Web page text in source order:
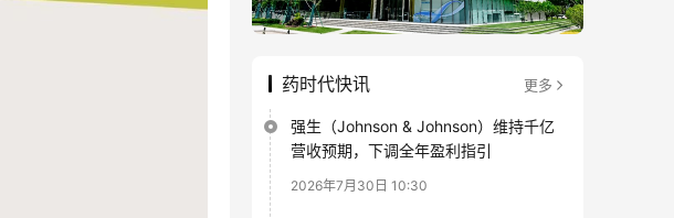
药时代快讯 更多
强生（Johnson & Johnson）维持千亿
营收预期，下调全年盈利指引
2026年7月30日 10:30